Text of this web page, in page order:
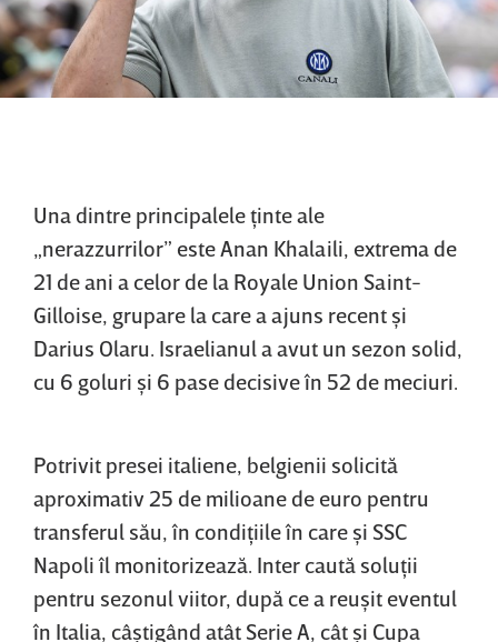
Una dintre principalele ţinte ale
„nerazzurrilor” este Anan Khalaili, extrema de
21 de ani a celor de la Royale Union Saint-
Gilloise, grupare la care a ajuns recent şi
Darius Olaru. Israelianul a avut un sezon solid,
cu 6 goluri şi 6 pase decisive în 52 de meciuri.
Potrivit presei italiene, belgienii solicită
aproximativ 25 de milioane de euro pentru
transferul său, în condiţiile în care şi SSC
Napoli îl monitorizează. Inter caută soluţii
pentru sezonul viitor, după ce a reuşit eventul
în Italia, câştigând atât Serie A, cât şi Cupa